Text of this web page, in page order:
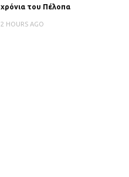
χρόνια του Πέλοπα
2 HOURS AGO